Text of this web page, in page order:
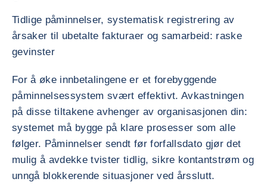
Tidlige påminnelser, systematisk registrering av
årsaker til ubetalte fakturaer og samarbeid: raske
gevinster
For å øke innbetalingene er et forebyggende
påminnelsessystem svært effektivt. Avkastningen
på disse tiltakene avhenger av organisasjonen din:
systemet må bygge på klare prosesser som alle
følger. Påminnelser sendt før forfallsdato gjør det
mulig å avdekke tvister tidlig, sikre kontantstrøm og
unngå blokkerende situasjoner ved årsslutt.